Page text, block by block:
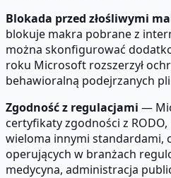
Blokada przed złośliwymi
blokuje makra pobrane z
można skonfigurować
roku Microsoft rozszerzył
behawioralną podejrzanych
Zgodność z regulacjami —
certyfikaty zgodności z RODO,
wieloma innymi standardami,
operujących w branżach
medycyna, administracja